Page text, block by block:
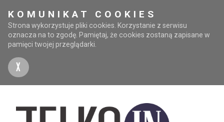
KOMUNIKAT COOKIES
Strona wykorzystuje pliki cookies. Korzystanie z serwisu
oznacza na to zgodę. Pamiętaj, że cookies zostaną zapisane w
pamięci twojej przeglądarki.
X